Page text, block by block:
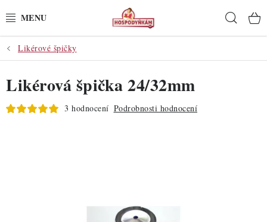
na
POTŘEBY
POMŮCKY
SUROVINY
Likérové špičky
Likérová špička 24/32mm
3 hodnocení Podrobnosti hodnocení